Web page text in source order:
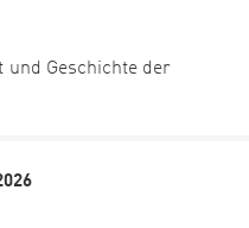
Geschichte der